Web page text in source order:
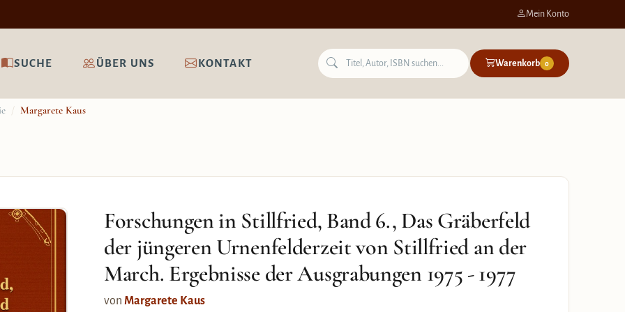
Mein Konto
SUCHE ÜBER UNS KONTAKT Warenkorb 0
/ Margarete Kaus
Forschungen in Stillfried, Band 6., Das Gräberfeld
der jüngeren Urnenfelderzeit von Stillfried an der
March. Ergebnisse der Ausgrabungen 1975 - 1977
von Margarete Kaus